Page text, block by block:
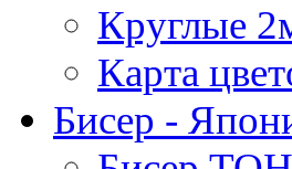
Круглые
Карта
Бисер -